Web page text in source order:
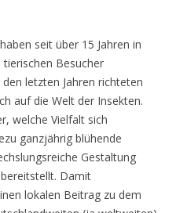
seit über 15 Jahren in
Besucher
letzten Jahren richteten
auf die Welt der Insekten.
welche Vielfalt sich
ganzjährig blühende
Gestaltung
Damit
lokalen Beitrag zu dem